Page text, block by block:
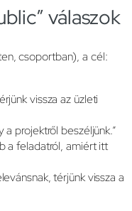
válaszok
csoportban), a cél:
vissza az üzleti
projektről beszéljünk.”
a feladatról, amiért itt
térjünk vissza a